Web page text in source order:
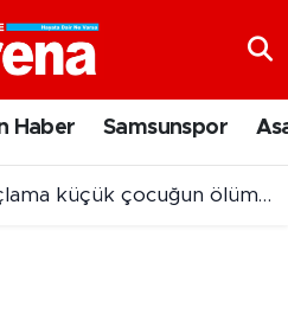
Haber Samsunspor
çocuğun ölümüne neden oldu